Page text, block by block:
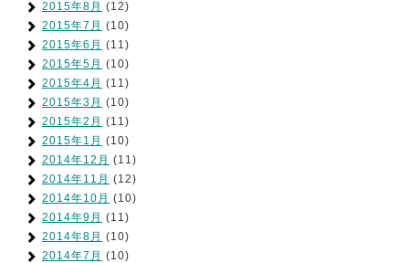
2015年8月 (12)
2015年7月 (10)
2015年6月 (11)
2015年5月 (10)
2015年4月 (11)
2015年3月 (10)
2015年2月 (11)
2015年1月 (10)
2014年12月 (11)
2014年11月 (12)
2014年10月 (10)
2014年9月 (11)
2014年8月 (10)
2014年7月 (10)